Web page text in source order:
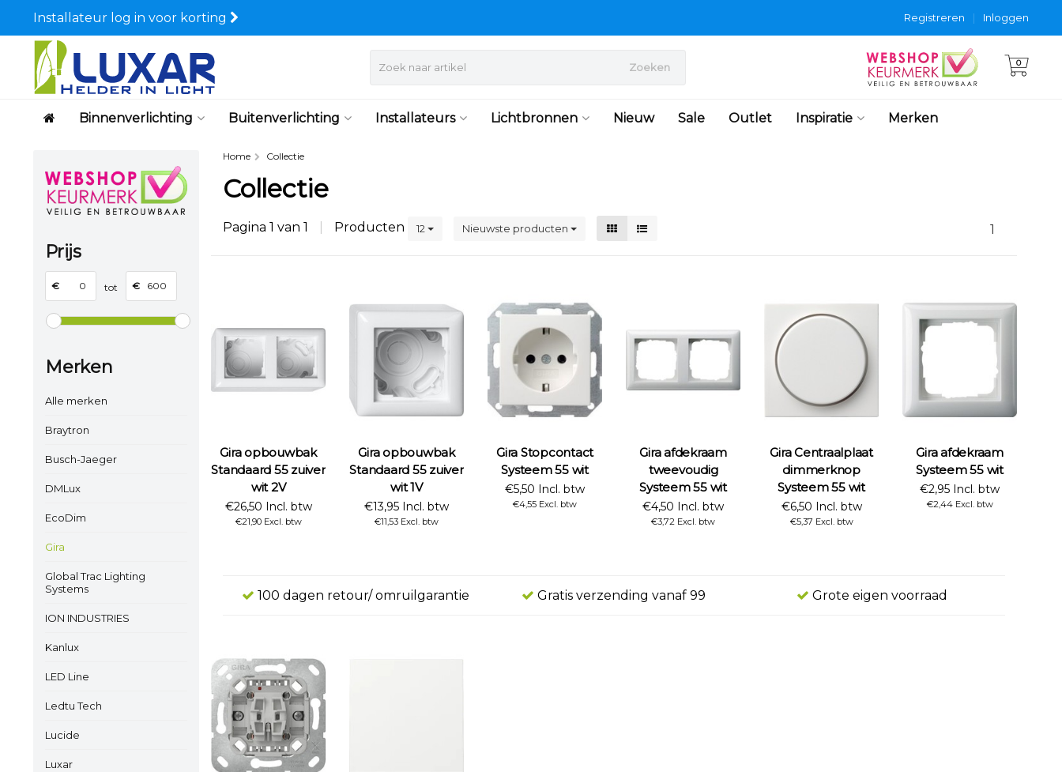
Installateur log in voor korting Inloggen
|
Registreren
Zoeken 0
Binnenverlichting Buitenverlichting Installateurs Lichtbronnen Nieuw Sale Outlet Inspiratie Merken
Prijs
€ tot €
Merken
Alle merken
Braytron
Busch-Jaeger
DMLux
EcoDim
Gira
Global Trac Lighting
Systems
ION INDUSTRIES
Kanlux
LED Line
Ledtu Tech
Lucide
Luxar
Home Collectie
Collectie
Pagina 1 van 1 Producten 12 Nieuwste producten 1
Gira opbouwbak
Standaard 55 zuiver
wit 2V
€26,50 Incl. btw
€21,90 Excl. btw
Gira opbouwbak
Standaard 55 zuiver
wit 1V
€13,95 Incl. btw
€11,53 Excl. btw
Gira Stopcontact
Systeem 55 wit
€5,50 Incl. btw
€4,55 Excl. btw
Gira afdekraam
tweevoudig
Systeem 55 wit
€4,50 Incl. btw
€3,72 Excl. btw
Gira Centraalplaat
dimmerknop
Systeem 55 wit
€6,50 Incl. btw
€5,37 Excl. btw
Gira afdekraam
Systeem 55 wit
€2,95 Incl. btw
€2,44 Excl. btw
100 dagen retour/ omruilgarantie Gratis verzending vanaf 99 Grote eigen voorraad